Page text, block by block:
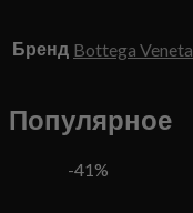
Бренд Bottega Veneta
Популярное
-41%